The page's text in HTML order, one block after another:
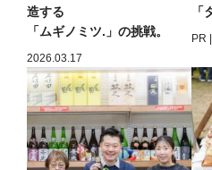
造する
「ムギノミツ.」の挑戦。
2026.03.17
PR